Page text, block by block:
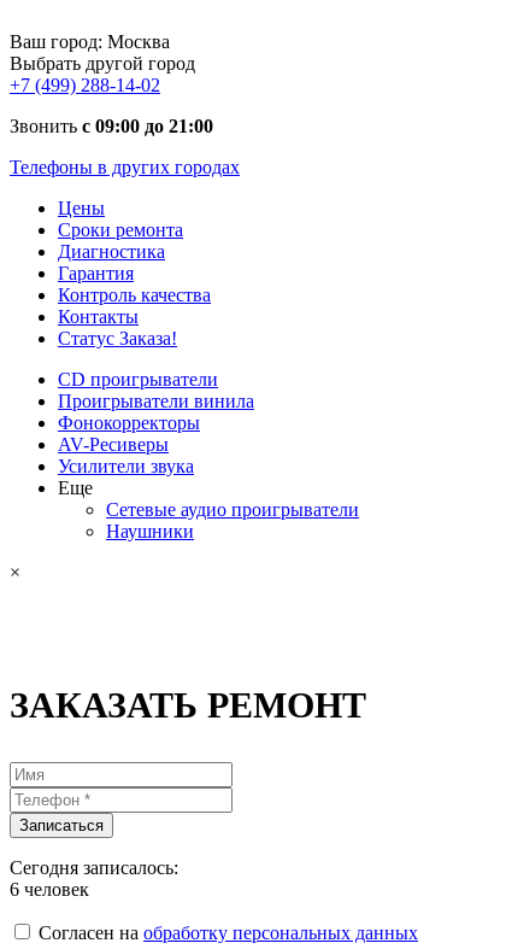
Ваш город: Москва
Выбрать другой город
+7 (499) 288-14-02
Звонить с 09:00 до 21:00
Телефоны в других городах
Цены
Сроки ремонта
Диагностика
Гарантия
Контроль качества
Контакты
Статус Заказа!
CD проигрыватели
Проигрыватели винила
Фонокорректоры
AV-Ресиверы
Усилители звука
Еще
Сетевые аудио проигрыватели
Наушники
×
ЗАКАЗАТЬ РЕМОНТ
Сегодня записалось:
6 человек
Согласен на обработку персональных данных